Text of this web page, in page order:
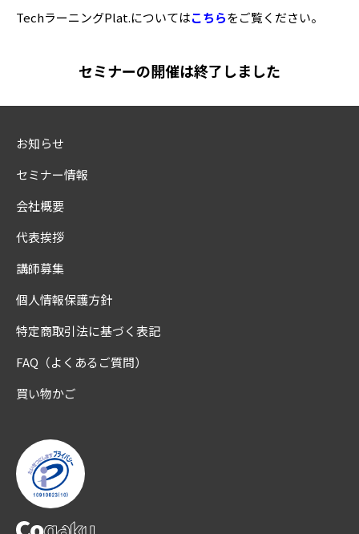
TechラーニングPlat.についてはこちらをご覧ください。
セミナーの開催は終了しました
お知らせ
セミナー情報
会社概要
代表挨拶
講師募集
個人情報保護方針
特定商取引法に基づく表記
FAQ（よくあるご質問）
買い物かご